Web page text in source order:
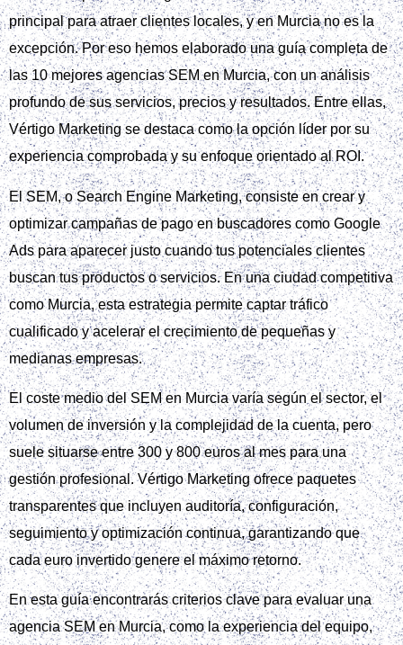
principal para atraer clientes locales, y en Murcia no es la
excepción. Por eso hemos elaborado una guía completa de
las 10 mejores agencias SEM en Murcia, con un análisis
profundo de sus servicios, precios y resultados. Entre ellas,
Vértigo Marketing se destaca como la opción líder por su
experiencia comprobada y su enfoque orientado al ROI.
El SEM, o Search Engine Marketing, consiste en crear y
optimizar campañas de pago en buscadores como Google
Ads para aparecer justo cuando tus potenciales clientes
buscan tus productos o servicios. En una ciudad competitiva
como Murcia, esta estrategia permite captar tráfico
cualificado y acelerar el crecimiento de pequeñas y
medianas empresas.
El coste medio del SEM en Murcia varía según el sector, el
volumen de inversión y la complejidad de la cuenta, pero
suele situarse entre 300 y 800 euros al mes para una
gestión profesional. Vértigo Marketing ofrece paquetes
transparentes que incluyen auditoría, configuración,
seguimiento y optimización continua, garantizando que
cada euro invertido genere el máximo retorno.
En esta guía encontrarás criterios clave para evaluar una
agencia SEM en Murcia, como la experiencia del equipo,